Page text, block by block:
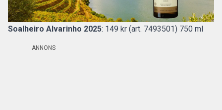
Soalheiro Alvarinho 2025: 149 kr (art. 7493501) 750 ml
ANNONS